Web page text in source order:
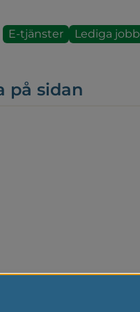
E-tjänster Lediga jobb
på sidan